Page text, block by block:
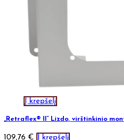
Į krepšelį
„Retraflex® II“ Lizdo, virštinkinio
109,76 € Į krepšelį